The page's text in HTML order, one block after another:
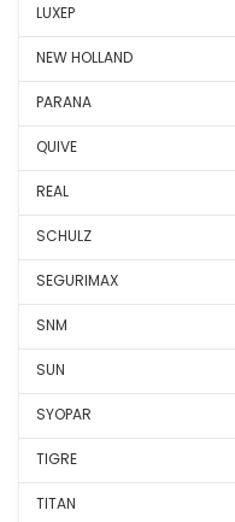
LUXEP
NEW HOLLAND
PARANA
QUIVE
REAL
SCHULZ
SEGURIMAX
SNM
SUN
SYOPAR
TIGRE
TITAN